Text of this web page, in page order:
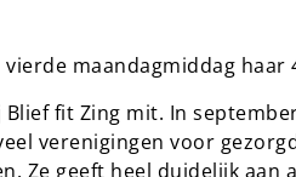
maandagmiddag haar
fit Zing mit. In
verenigingen voor
Ze geeft heel duidelijk aan